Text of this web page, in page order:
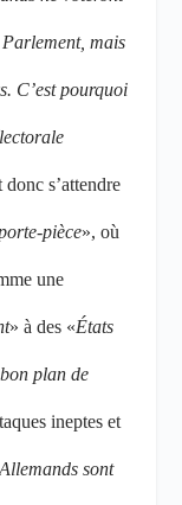
mais
C’est pourquoi
s’attendre
pièce», où
une
» à des «États
plan de
ineptes et
sont